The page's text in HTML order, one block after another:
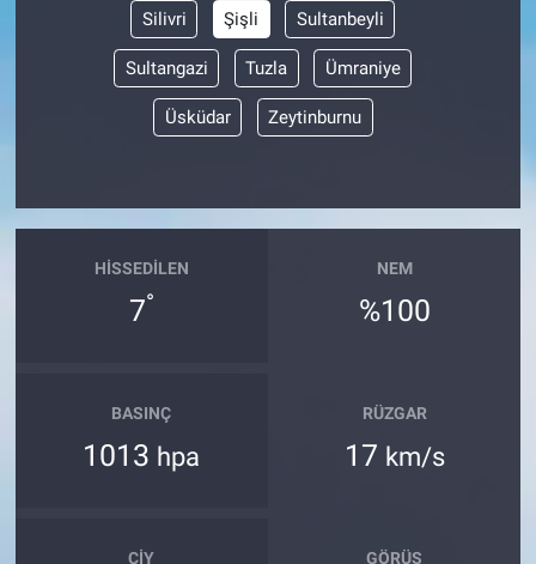
Silivri Şişli Sultanbeyli
Sultangazi Tuzla Ümraniye
Üsküdar Zeytinburnu
HISSEDILEN
7°
NEM
%100
BASINÇ
1013 hpa
RÜZGAR
17 km/s
ÇIY GÖRÜŞ